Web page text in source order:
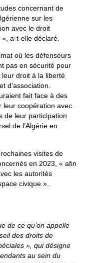
concernant de
sur les
avec le droit
a-t-elle déclaré.
où les défenseurs
pas en sécurité pour
droit à la liberté
d’association.
fait face à des
leur coopération avec
de leur participation
de l’Algérie en
visites de
en 2023, « afin
les autorités
civique ».
de ce qu’on appelle
des droits de
», qui désigne
au sein du